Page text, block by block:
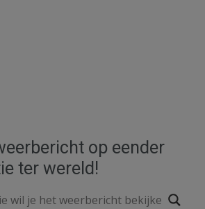
op eender
ter wereld!